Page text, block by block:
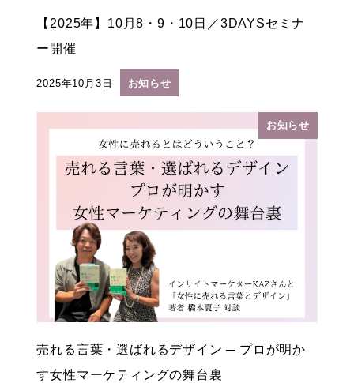
【2025年】10月8・9・10日／3DAYSセミナ
ー開催
投稿日
2025年10月3日 お知らせ
お知らせ
売れる言葉・選ばれるデザイン ─ プロが明か
す女性マーケティングの舞台裏